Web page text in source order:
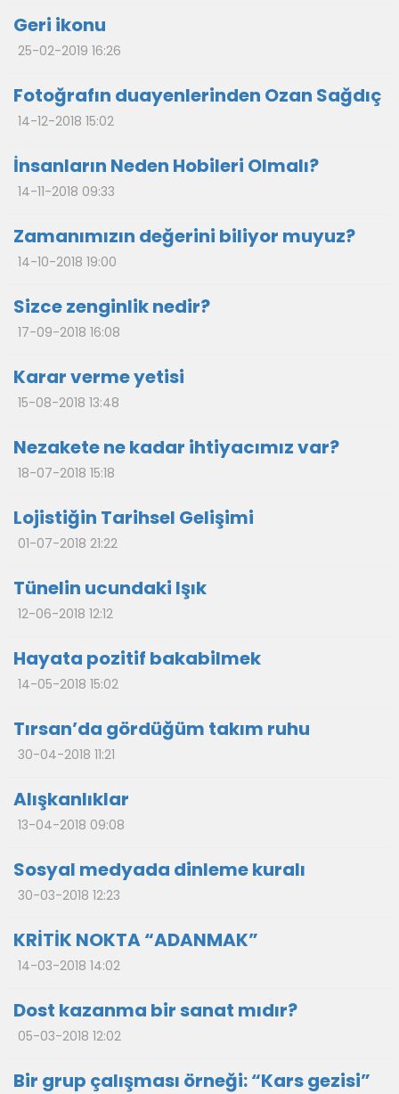
Geri ikonu
25-02-2019 16:26
Fotoğrafın duayenlerinden Ozan Sağdıç
14-12-2018 15:02
İnsanların Neden Hobileri Olmalı?
14-11-2018 09:33
Zamanımızın değerini biliyor muyuz?
14-10-2018 19:00
Sizce zenginlik nedir?
17-09-2018 16:08
Karar verme yetisi
15-08-2018 13:48
Nezakete ne kadar ihtiyacımız var?
18-07-2018 15:18
Lojistiğin Tarihsel Gelişimi
01-07-2018 21:22
Tünelin ucundaki Işık
12-06-2018 12:12
Hayata pozitif bakabilmek
14-05-2018 15:02
Tırsan’da gördüğüm takım ruhu
30-04-2018 11:21
Alışkanlıklar
13-04-2018 09:08
Sosyal medyada dinleme kuralı
30-03-2018 12:23
KRİTİK NOKTA “ADANMAK”
14-03-2018 14:02
Dost kazanma bir sanat mıdır?
05-03-2018 12:02
Bir grup çalışması örneği: “Kars gezisi”